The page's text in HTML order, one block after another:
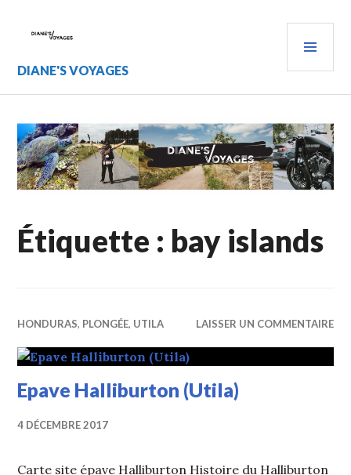
principal
DIANE'S VOYAGES
Étiquette : bay islands
HONDURAS, PLONGÉE, UTILA LAISSER UN COMMENTAIRE
Epave Halliburton (Utila)
4 DÉCEMBRE 2017
Carte site épave Halliburton Histoire du Halliburton